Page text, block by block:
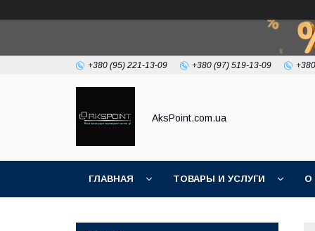
+380 (95) 221-13-09 +380 (97) 519-13-09
AksPoint.com.ua
ГЛАВНАЯ ТОВАРЫ И УСЛУГИ О